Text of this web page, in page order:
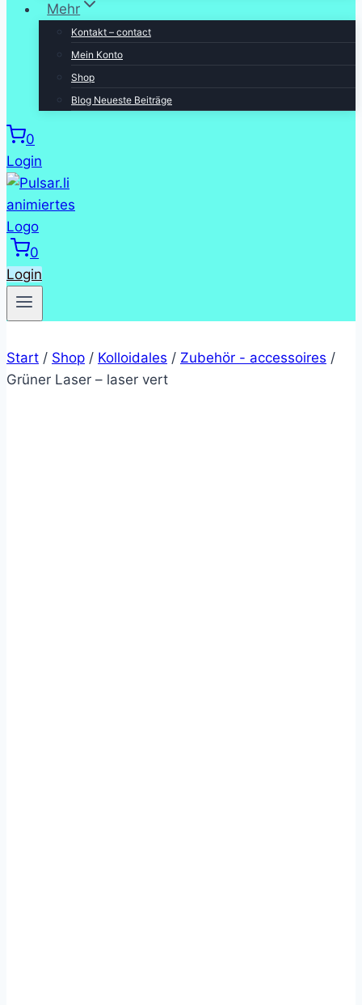
Mehr
Kontakt – contact
Mein Konto
Shop
Blog Neueste Beiträge
0
Login
0
Login
Start / Shop / Kolloidales / Zubehör - accessoires /
Grüner Laser – laser vert